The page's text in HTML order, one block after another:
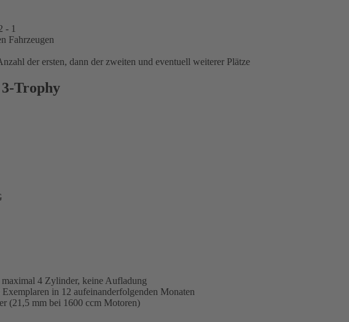
- 1
Fahrzeugen
der ersten, dann der zweiten und eventuell weiterer Plätze
Trophy
4 Zylinder, keine Aufladung
in 12 aufeinanderfolgenden Monaten
(21,5 mm bei 1600 ccm Motoren)